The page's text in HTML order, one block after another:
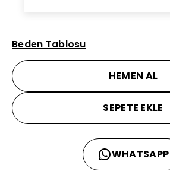
Beden Tablosu
HEMEN AL
SEPETE EKLE
WHATSAPP